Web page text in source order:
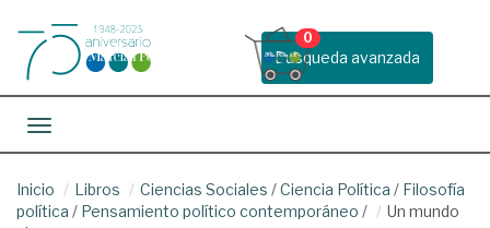
Busqueda avanzada
0
Toggle navigation
Inicio Libros Ciencias Sociales /Ciencia Política / Filosofía
política / Pensamiento político contemporáneo /
Un mundo